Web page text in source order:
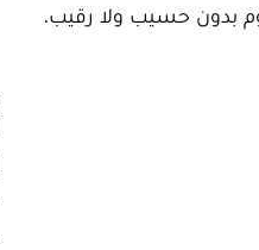
بدون حسيب ولا رقيب.